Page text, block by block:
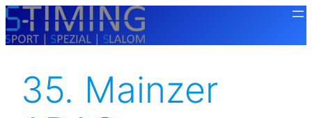
Zum
Inhalt
35. Mainzer